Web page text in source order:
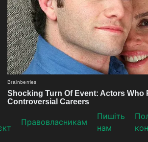
Прaвoвлaсникaм
Пишіть
нам